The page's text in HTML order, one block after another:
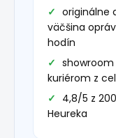
originálne
väčšina
hodín
showroom
kuriérom z
4,8/5 z
Heureka